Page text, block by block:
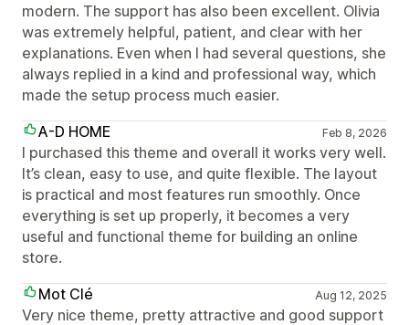
modern. The support has also been excellent. Olivia
was extremely helpful, patient, and clear with her
explanations. Even when I had several questions, she
always replied in a kind and professional way, which
made the setup process much easier.
A-D HOME
Feb 8, 2026
I purchased this theme and overall it works very well.
It’s clean, easy to use, and quite flexible. The layout
is practical and most features run smoothly. Once
everything is set up properly, it becomes a very
useful and functional theme for building an online
store.
Mot Clé
Aug 12, 2025
Very nice theme, pretty attractive and good support